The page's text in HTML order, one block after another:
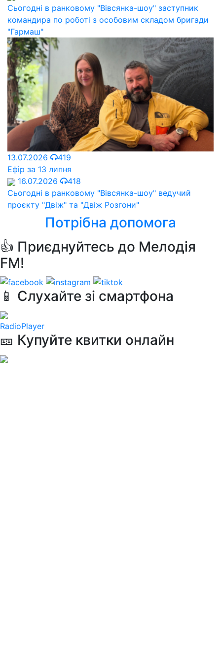
Сьогодні в ранковому "Вівсянка-шоу" заступник
командира по роботі з особовим складом бригади
"Гармаш"
13.07.2026
419
Ефір за 13 липня
16.07.2026
418
Сьогодні в ранковому "Вівсянка-шоу" ведучий
проєкту "Двіж" та "Двіж Розгони"
Потрібна допомога
👍 Приєднуйтесь до Мелодія
FM!
📱 Слухайте зі смартфона
RadioPlayer
🎫 Купуйте квитки онлайн